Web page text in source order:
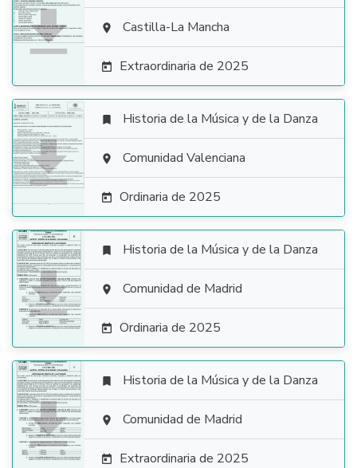
  Castilla-La Mancha
 Extraordinaria de 2025

 Historia de la Música y de la Danza
 Comunidad Valenciana
 Ordinaria de 2025

 Historia de la Música y de la Danza
 Comunidad de Madrid
 Ordinaria de 2025

 Historia de la Música y de la Danza
 Comunidad de Madrid
 Extraordinaria de 2025